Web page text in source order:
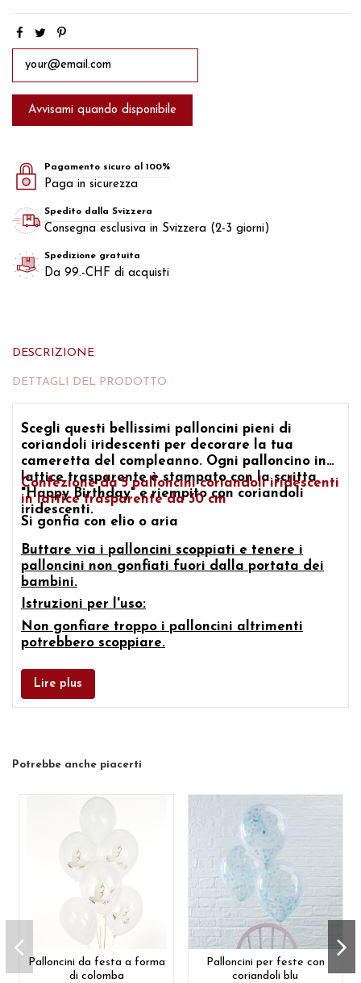
Pagamento sicuro al 100%
Paga in sicurezza
Spedito dalla Svizzera
Consegna esclusiva in Svizzera (2-3 giorni)
Spedizione gratuita
Da 99.-CHF di acquisti
DESCRIZIONE
DETTAGLI DEL PRODOTTO
Scegli questi bellissimi palloncini pieni di
coriandoli iridescenti per decorare la tua
cameretta del compleanno. Ogni palloncino in
lattice trasparente è stampato con la scritta
"Happy Birthday" e riempito con coriandoli
iridescenti.
Confezione da 5 palloncini coriandoli iridescenti
in lattice trasparente da 30 cm
Si gonfia con elio o aria
Buttare via i palloncini scoppiati e tenere i
palloncini non gonfiati fuori dalla portata dei
bambini.
Istruzioni per l'uso:
Non gonfiare troppo i palloncini altrimenti
potrebbero scoppiare.
Lire plus
Potrebbe anche piacerti
Palloncini da festa a forma
di colomba
Palloncini per feste con
coriandoli blu